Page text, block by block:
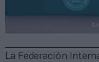
La Federación